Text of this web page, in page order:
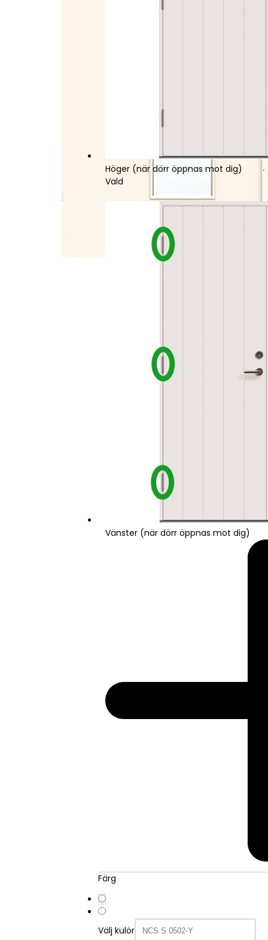
Höger (när dörr öppnas mot dig)
Vald
Vänster (när dörr öppnas mot dig)
Färg
Välj kulör